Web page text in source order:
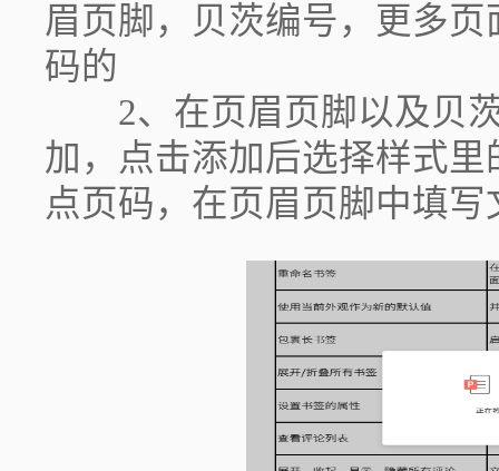
眉页脚，贝茨编号，更多
码的
2、在页眉页脚以及贝茨
加，点击添加后选择样式
点页码，在页眉页脚中填